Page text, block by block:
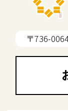
〒736-